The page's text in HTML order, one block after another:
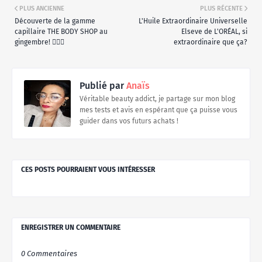
PLUS RÉCENTE
L'Huile Extraordinaire Universelle
Elseve de L'ORÉAL, si
extraordinaire que ça?
PLUS ANCIENNE
Découverte de la gamme
capillaire THE BODY SHOP au
gingembre! 💆🏽‍♀️
Publié parAnaïs
Véritable beauty addict, je partage sur mon blog
mes tests et avis en espérant que ça puisse vous
guider dans vos futurs achats !
CES POSTS POURRAIENT VOUS INTÉRESSER
ENREGISTRER UN COMMENTAIRE
0 Commentaires